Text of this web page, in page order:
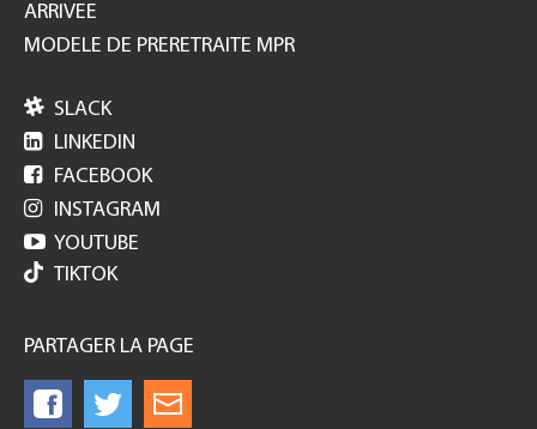
ARRIVEE
MODELE DE PRERETRAITE MPR
 SLACK
 LINKEDIN
 FACEBOOK
 INSTAGRAM
 YOUTUBE
TIKTOK
PARTAGER LA PAGE